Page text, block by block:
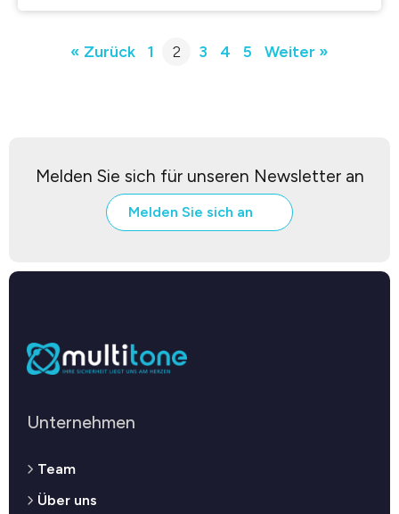
« Zurück 1 2 3 4 5 Weiter »
Melden Sie sich für unseren Newsletter an
Melden Sie sich an
Unternehmen
Team
Über uns